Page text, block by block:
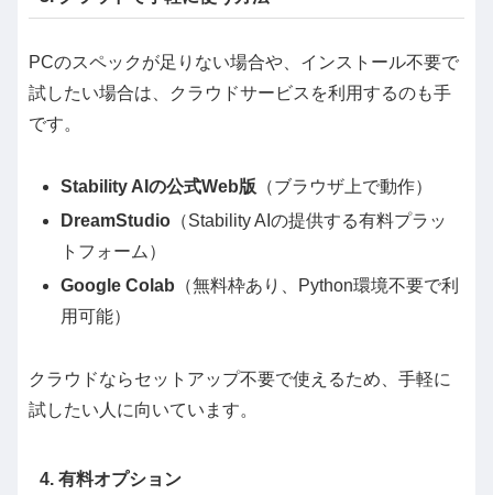
PCのスペックが足りない場合や、インストール不要で
試したい場合は、クラウドサービスを利用するのも手
です。
Stability AIの公式Web版 （ブラウザ上で動作）
DreamStudio （Stability AIの提供する有料プラッ
トフォーム）
Google Colab （無料枠あり、Python環境不要で利
用可能）
クラウドならセットアップ不要で使えるため、手軽に
試したい人に向いています。
4. 有料オプション